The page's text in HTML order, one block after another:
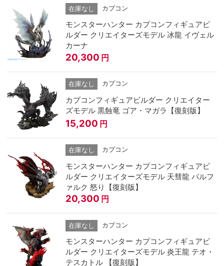
在庫なし カプコン
モンスターハンター カプコンフィギュアビ
ルダー クリエイターズモデル 冰龍 イヴェル
カーナ
20,300 円
在庫なし カプコン
カプコンフィギュアビルダー クリエイター
ズモデル 黒蝕竜 ゴア・マガラ【復刻版】
15,200 円
在庫なし カプコン
モンスターハンター カプコンフィギュアビ
ルダー クリエイターズモデル 天彗龍 バルフ
ァルク 怒り【復刻版】
20,300 円
在庫なし カプコン
モンスターハンター カプコンフィギュアビ
ルダー クリエイターズモデル 炎王龍 テオ・
テスカトル 【復刻版】